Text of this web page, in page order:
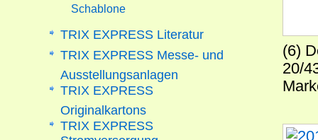
(6)
20/
Schablone
TRIX EXPRESS Literatur
TRIX EXPRESS Messe- und
Ausstellungsanlagen
TRIX EXPRESS
Originalkartons
TRIX EXPRESS